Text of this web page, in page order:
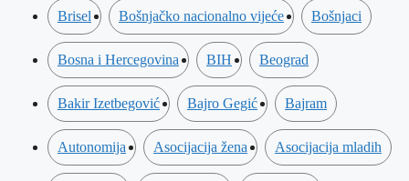
Brisel Bošnjačko nacionalno vijeće Bošnjaci
Bosna i Hercegovina BIH Beograd
Bakir Izetbegović Bajro Gegić Bajram
Autonomija Asocijacija žena Asocijacija mladih